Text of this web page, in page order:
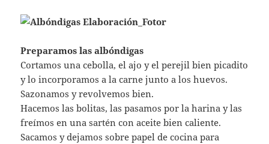
Preparamos las albóndigas
Cortamos una cebolla, el ajo y el perejil bien picadito
y lo incorporamos a la carne junto a los huevos.
Sazonamos y revolvemos bien.
Hacemos las bolitas, las pasamos por la harina y las
freímos en una sartén con aceite bien caliente.
Sacamos y dejamos sobre papel de cocina para